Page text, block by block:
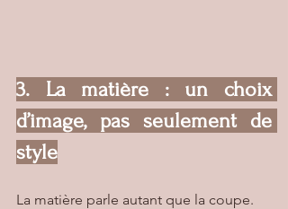
3. La matière : un choix
d’image, pas seulement de
style
La matière parle autant que la coupe.